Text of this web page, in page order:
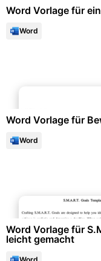
Word Vorlage für
Word
Word Vorlage für
Word
Word Vorlage für
leicht gemacht